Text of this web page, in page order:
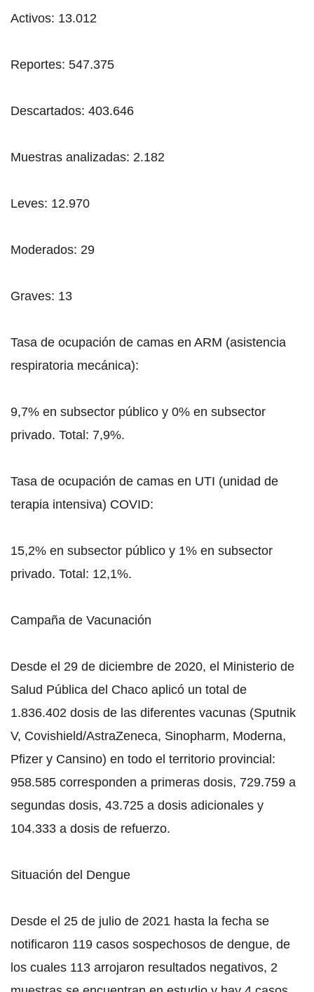
Activos: 13.012
Reportes: 547.375
Descartados: 403.646
Muestras analizadas: 2.182
Leves: 12.970
Moderados: 29
Graves: 13
Tasa de ocupación de camas en ARM (asistencia
respiratoria mecánica):
9,7% en subsector público y 0% en subsector
privado. Total: 7,9%.
Tasa de ocupación de camas en UTI (unidad de
terapia intensiva) COVID:
15,2% en subsector público y 1% en subsector
privado. Total: 12,1%.
Campaña de Vacunación
Desde el 29 de diciembre de 2020, el Ministerio de
Salud Pública del Chaco aplicó un total de
1.836.402 dosis de las diferentes vacunas (Sputnik
V, Covishield/AstraZeneca, Sinopharm, Moderna,
Pfizer y Cansino) en todo el territorio provincial:
958.585 corresponden a primeras dosis, 729.759 a
segundas dosis, 43.725 a dosis adicionales y
104.333 a dosis de refuerzo.
Situación del Dengue
Desde el 25 de julio de 2021 hasta la fecha se
notificaron 119 casos sospechosos de dengue, de
los cuales 113 arrojaron resultados negativos, 2